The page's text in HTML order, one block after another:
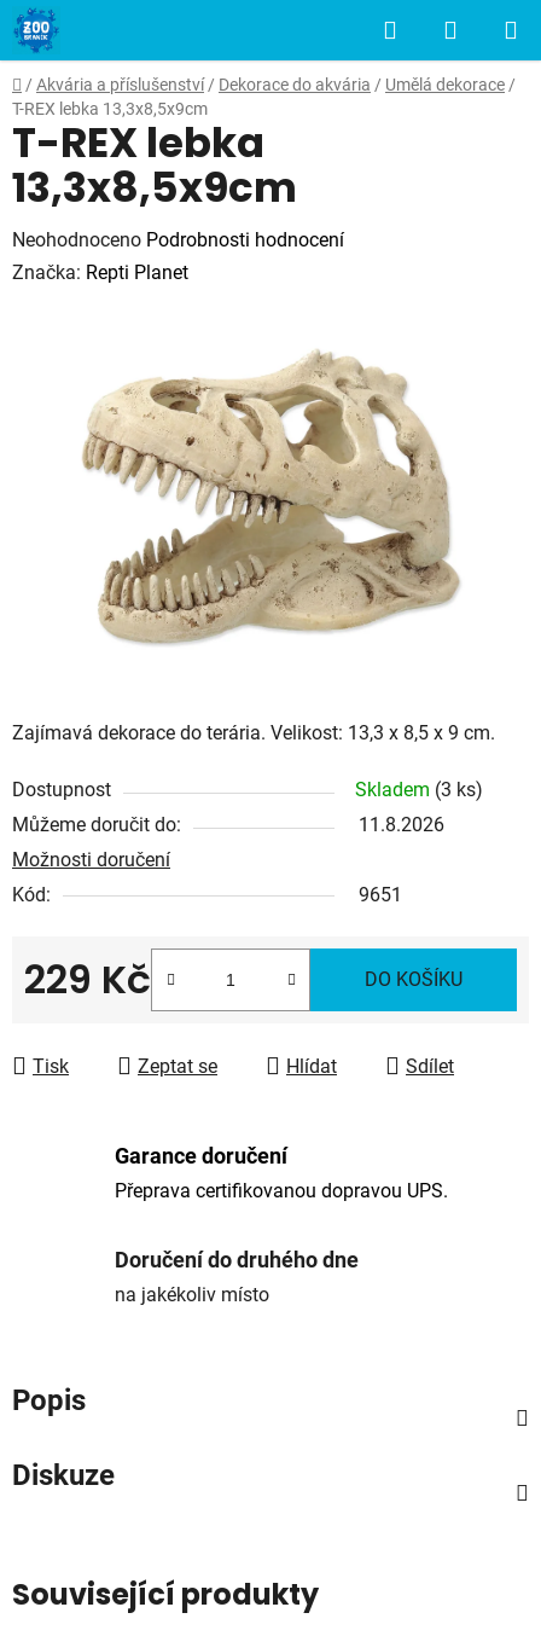
Přejít
na
obsah
Hledat
KOŠÍK
Domů
/ Akvária a příslušenství / Dekorace do akvária / Umělá dekorace /
T-REX lebka 13,3x8,5x9cm
Zajímavá dekorace do terária. Velikost: 13,3 x 8,5 x 9 cm.
Dostupnost Skladem (3 ks)
Můžeme doručit do:
11.8.2026
Možnosti doručení
Kód:
9651
229 Kč DO KOŠÍKU
Tisk Zeptat se Hlídat Sdílet
T-REX lebka
13,3x8,5x9cm
Průměrné
hodnocení
hvězdiček.
Neohodnoceno Podrobnosti hodnocení
Značka: Repti Planet
Garance doručení
Přeprava certifikovanou dopravou UPS.
Doručení do druhého dne
na jakékoliv místo
Popis
Diskuze
Související produkty